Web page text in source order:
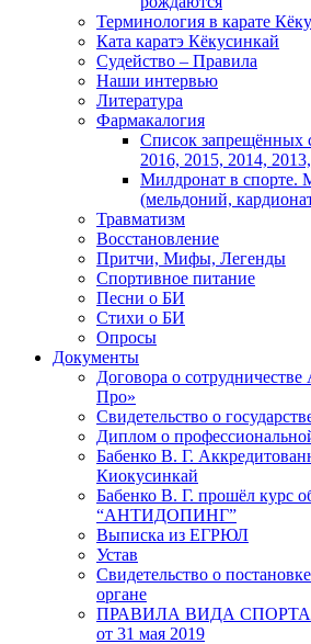
Терминология в карате
Ката каратэ Кёкусинкай
Судейство – Правила
Наши интервью
Литература
Фармакалогия
Список запрещённых
2016, 2015, 2014, 2013,
Милдронат в спорте.
(мельдоний,
Травматизм
Восстановление
Притчи, Мифы, Легенды
Спортивное питание
Песни о БИ
Стихи о БИ
Опросы
Документы
Договора о
Про»
Свидетельство о
Диплом о
Бабенко В. Г.
Киокусинкай
Бабенко В. Г. прошёл курс
“АНТИДОПИНГ”
Выписка из ЕГРЮЛ
Устав
Свидетельство о
органе
ПРАВИЛА ВИДА
от 31 мая 2019